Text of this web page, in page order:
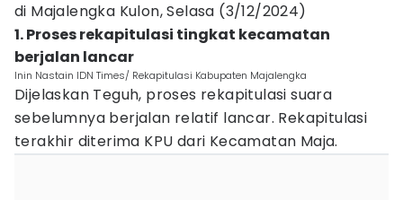
di Majalengka Kulon, Selasa (3/12/2024)
1. Proses rekapitulasi tingkat kecamatan
berjalan lancar
Inin Nastain IDN Times/ Rekapitulasi Kabupaten Majalengka
Dijelaskan Teguh, proses rekapitulasi suara
sebelumnya berjalan relatif lancar. Rekapitulasi
terakhir diterima KPU dari Kecamatan Maja.